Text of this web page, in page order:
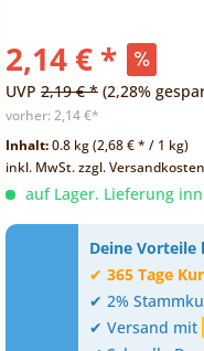
2,14 € *
UVP 2,19 € * (2,28%
vorher: 2,14 €*
Inhalt:0.8 kg (2,68 € * / 1 kg)
inkl. MwSt.zzgl. Versandkosten
auf Lager. Lieferung
Deine
✔ 365 Tage
✔ 2%
✔ Versand mit